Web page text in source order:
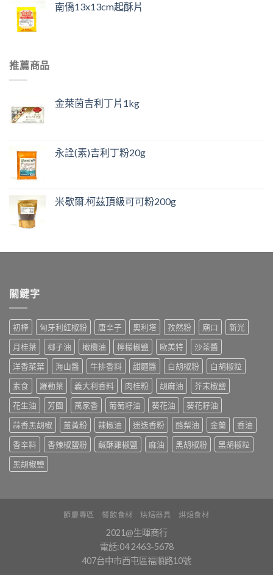
南僑13x13cm起酥片
推薦商品
金萊茵吉利丁片1kg
永詮(素)吉利丁粉20g
米歇爾.柯茲頂級可可粉200g
關鍵字
初榨 匈牙利紅椒粉 唐辛子 奧利塔 孜然粉 廟口
新光
月桂葉
椰子油 橄欖油 檸檬椒鹽 歐美特
沙茶醬
洋香菜葉
海山醬 牛排香料 甜麵醬 白胡椒粉
白胡椒粒
素食
羅勒葉 義大利香料 肉桂粉 胡麻油
芥末椒鹽
花生油
芳園 萬家香 葡萄籽油 葵花油
葵花籽油
蒜香黑胡椒
薑黃粉 辣椒油 迷迭香粉 酪梨油 金蘭
香油
香辛料
香辣椒鹽粉 鹹酥雞椒鹽 麻油 黑胡椒粉
黑胡椒粒
黑胡椒鹽
節慶專區 餐飲食材 烘焙器具 烘焙食材
2021@生暉商行
電話:04 2463-5678
407台中市西屯區福順路10號